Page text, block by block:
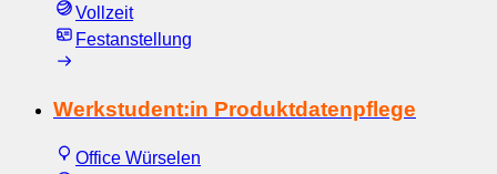
Vollzeit
Festanstellung
Werkstudent:in Produktdatenpflege
Office Würselen